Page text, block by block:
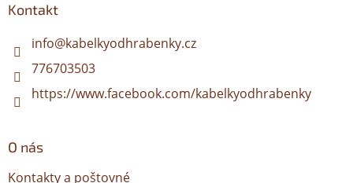
Kontakt
info@kabelkyodhrabenky.cz
776703503
https://www.facebook.com/kabelkyodhrabenky
O nás
Kontakty a poštovné